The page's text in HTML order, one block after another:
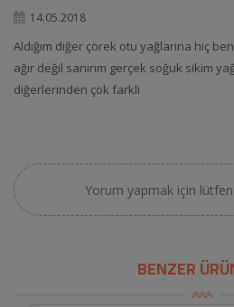
14.05.2018
Aldığım diğer çörek otu yağlarina hiç
ağır değil sanırım gerçek soğuk sikim
diğerlerinden çok farkli
Yorum yapmak için lütfen
BENZER